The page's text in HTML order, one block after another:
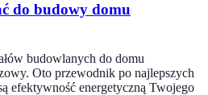
do budowy domu
budowlanych do domu
Oto przewodnik po najlepszych
efektywność energetyczną Twojego